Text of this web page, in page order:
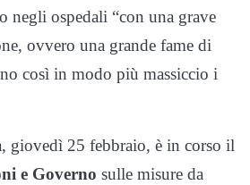
negli ospedali “con una grave
ovvero una grande fame di
così in modo più massiccio i
giovedì 25 febbraio, è in corso il
e Governo sulle misure da